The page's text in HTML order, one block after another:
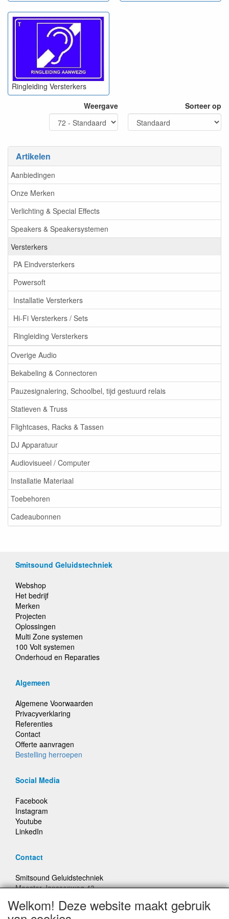
Artikelen
Aanbiedingen
Onze Merken
Verlichting & Special Effects
Speakers & Speakersystemen
Versterkers
PA Eindversterkers
Powersoft
Installatie Versterkers
Hi-Fi Versterkers / Sets
Ringleiding Versterkers
Overige Audio
Bekabeling & Connectoren
Pauzesignalering, Schoolbel, tijd gestuurd relais
Statieven & Truss
Flightcases, Racks & Tassen
DJ Apparatuur
Audiovisueel / Computer
Installatie Materiaal
Toebehoren
Cadeaubonnen
Gebaseerd op uw individuele behoeften en situatie, kunnen wij
de perfecte keuze maken die, budgettair, ook nog vriendelijk blijft.
Ringleiding Versterkers
Weergave
Sorteer op
Smitsound Geluidstechniek
Webshop
Het bedrijf
Merken
Projecten
Oplossingen
Multi Zone systemen
100 Volt systemen
Onderhoud en Reparaties
Algemeen
Algemene Voorwaarden
Privacyverklaring
Referenties
Contact
Offerte aanvragen
Bestelling herroepen
Social Media
Facebook
Instagram
Youtube
LinkedIn
Contact
Smitsound Geluidstechniek
Meester Janssenweg 43
E-mail: info@smitsound.nl
Welkom! Deze website maakt gebruik